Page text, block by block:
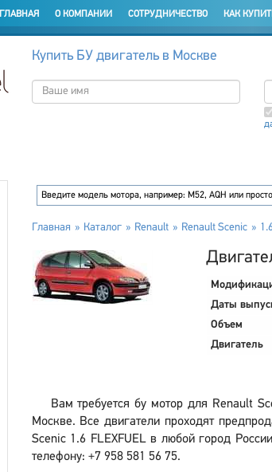
ГЛАВНАЯ О КОМПАНИИ СОТРУДНИЧЕСТВО КАК
Купить БУ двигатель в Москве
Главная Каталог Renault Renault Scenic
Даты
Объем
Двигатель
Вам требуется бу мотор для Renault
Москве. Все двигатели проходят
Scenic 1.6 FLEXFUEL в любой город
телефону: +7 958 581 56 75.